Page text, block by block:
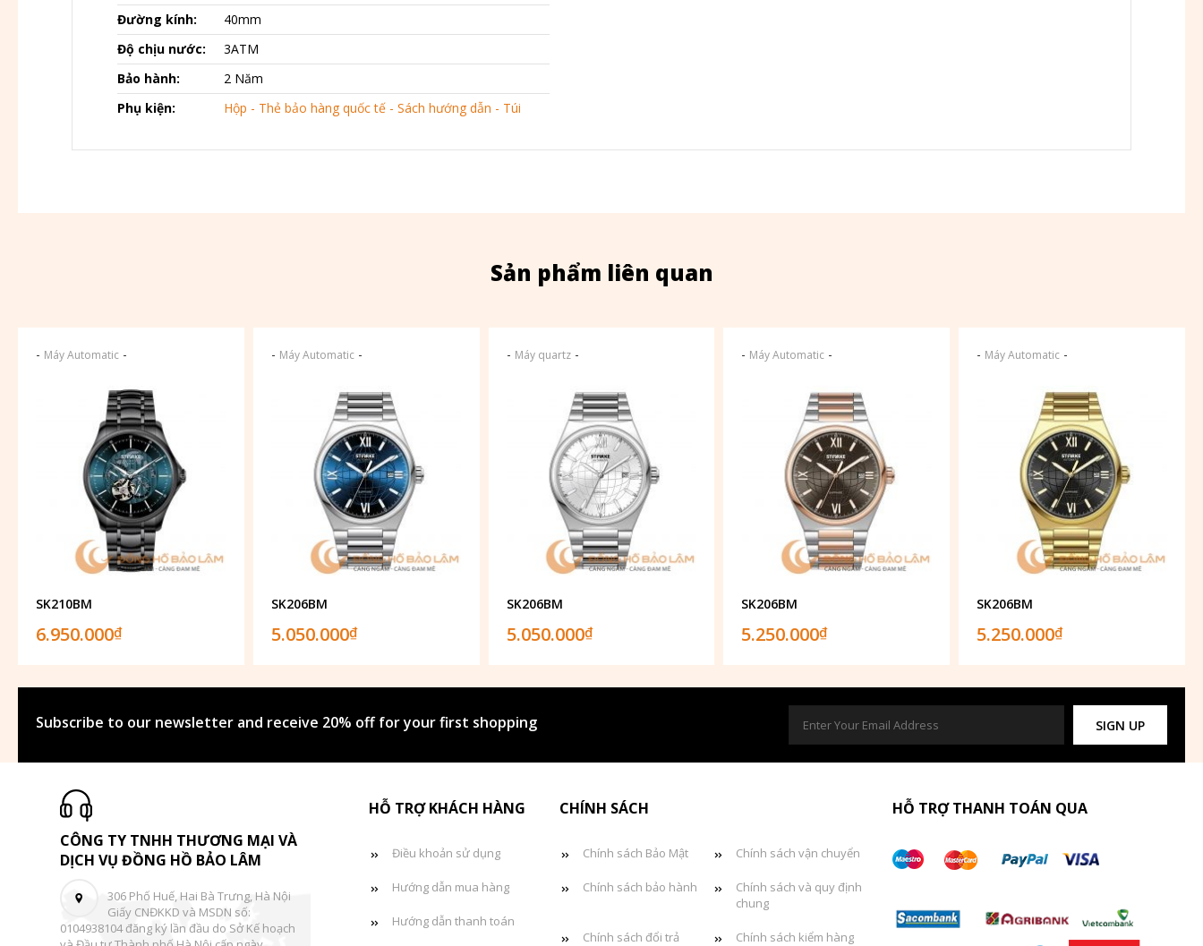
Đường kính:
40mm
Độ chịu nước:
3ATM
Bảo hành:
2 Năm
Phụ kiện:
Hộp - Thẻ bảo hàng quốc tế - Sách hướng dẫn - Túi
Sản phẩm liên quan
- Máy Automatic -
SK210BM
6.950.000₫
- Máy Automatic-
SK206BM
5.050.000₫
- Máy quartz-
SK206BM
5.050.000₫
- Máy Automatic -
SK206BM
5.250.000₫
- Máy Automatic -
SK206BM
5.250.000₫
Subscribe to our newsletter and receive 20% off for your first shopping SIGN UP
CÔNG TY TNHH THƯƠNG MẠI VÀ
DỊCH VỤ ĐỒNG HỒ BẢO LÂM
306 Phố Huế, Hai Bà Trưng, Hà Nội
Giấy CNĐKKD và MSDN số:
0104938104 đăng ký lần đầu do Sở Kế hoạch
HỖ TRỢ KHÁCH HÀNG
Điều khoản sử dụng
Hướng dẫn mua hàng
Hướng dẫn thanh toán
CHÍNH SÁCH
Chính sách Bảo Mật Chính sách vận chuyển
Chính sách bảo hành
Chính sách và quy định
chung
Chính sách đổi trả Chính sách kiểm hàng
HỖ TRỢ THANH TOÁN QUA